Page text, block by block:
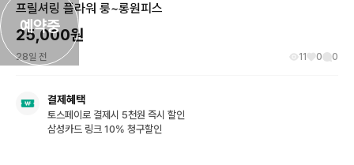
예약중
프릴셔링 플라워 룽~롱원피스
25,000원
28일 전 11 0 0
결제혜택
토스페이로 결제시 5천원 즉시 할인
삼성카드 링크 10% 청구할인